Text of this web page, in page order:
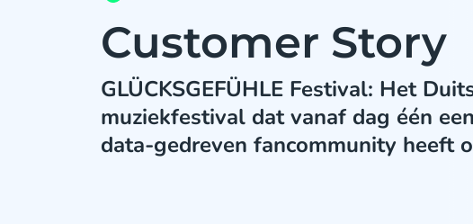
Customer Story
GLÜCKSGEFÜHLE Festival: Het
muziekfestival dat vanaf dag één
data-gedreven fancommunity heeft